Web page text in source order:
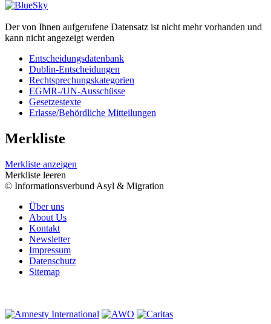
Der von Ihnen aufgerufene Datensatz ist nicht mehr vorhanden und
kann nicht angezeigt werden
Entscheidungsdatenbank
Dublin-Entscheidungen
Rechtsprechungskategorien
EGMR-/UN-Ausschüsse
Gesetzestexte
Erlasse/Behördliche Mitteilungen
Merkliste
Merkliste anzeigen
Merkliste leeren
© Informationsverbund Asyl & Migration
Über uns
About Us
Kontakt
Newsletter
Impressum
Datenschutz
Sitemap